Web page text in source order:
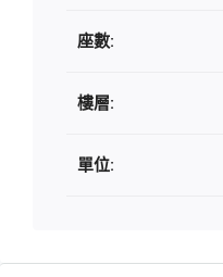
座數:
樓層:
單位: